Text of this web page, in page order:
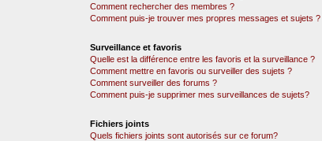
Comment rechercher des membres ?
Comment puis-je trouver mes propres messages et sujets ?
Surveillance et favoris
Quelle est la différence entre les favoris et la surveillance ?
Comment mettre en favoris ou surveiller des sujets ?
Comment surveiller des forums ?
Comment puis-je supprimer mes surveillances de sujets?
Fichiers joints
Quels fichiers joints sont autorisés sur ce forum?